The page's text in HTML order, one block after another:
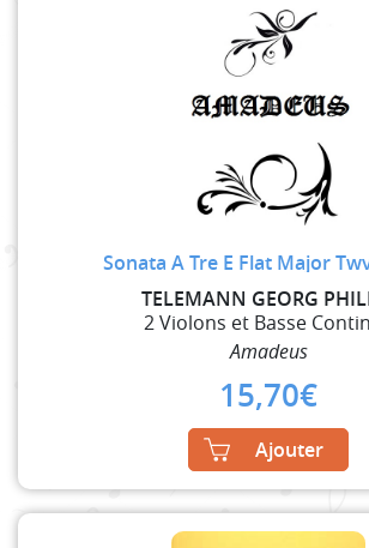
Sonata A Tre E Flat Major
TELEMANN GEORG
2 Violons et Basse
Amadeus
15,70€
Ajouter